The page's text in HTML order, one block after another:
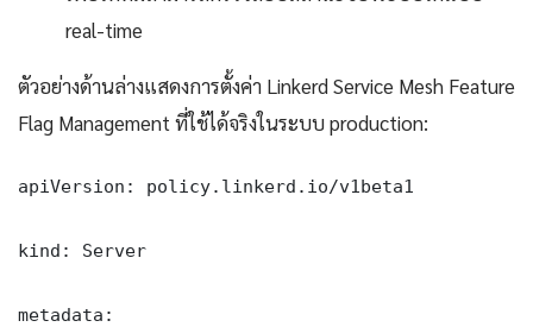
real-time
ตัวอย่างด้านล่างแสดงการตั้งค่า Linkerd Service Mesh Feature
Flag Management ที่ใช้ได้จริงในระบบ production:
apiVersion: policy.linkerd.io/v1beta1
kind: Server
metadata: